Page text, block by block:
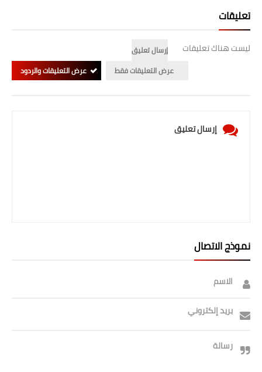
تعليقات
ليست هناك تعليقات
إرسال تعليق
عرض التعليقات فقط
عرض التعليقات والردود
إرسال تعليق
نموذج الاتصال
الاسم
بريد إلكتروني
رسالة